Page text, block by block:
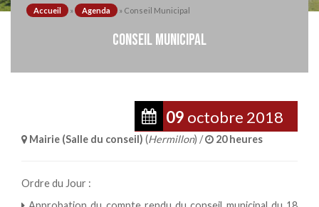
Accueil » Agenda » Conseil Municipal
CONSEIL MUNICIPAL
09 octobre 2018
Mairie (Salle du conseil) (Hermillon) / 20 heures
Ordre du Jour :